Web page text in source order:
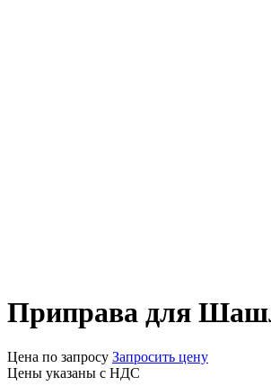
Приправа для
Цена по запросу Запросить цену
Цены указаны с НДС